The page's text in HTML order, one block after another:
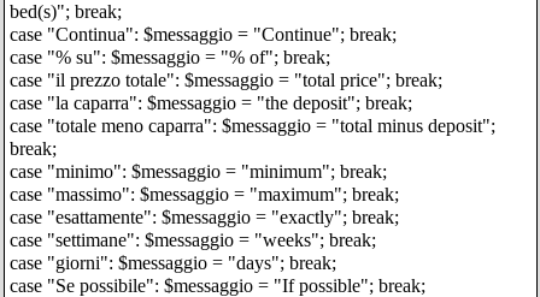
bed(s)"; break;
case "Continua": $messaggio = "Continue"; break;
case "% su": $messaggio = "% of"; break;
case "il prezzo totale": $messaggio = "total price"; break;
case "la caparra": $messaggio = "the deposit"; break;
case "totale meno caparra": $messaggio = "total minus deposit";
break;
case "minimo": $messaggio = "minimum"; break;
case "massimo": $messaggio = "maximum"; break;
case "esattamente": $messaggio = "exactly"; break;
case "settimane": $messaggio = "weeks"; break;
case "giorni": $messaggio = "days"; break;
case "Se possibile": $messaggio = "If possible"; break;